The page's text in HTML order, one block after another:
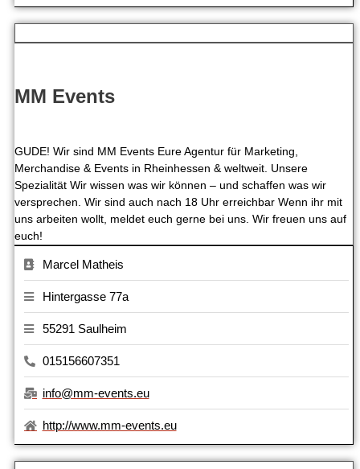
MM Events
GUDE! Wir sind MM Events Eure Agentur für Marketing,
Merchandise & Events in Rheinhessen & weltweit. Unsere
Spezialität Wir wissen was wir können – und schaffen was wir
versprechen. Wir sind auch nach 18 Uhr erreichbar Wenn ihr mit
uns arbeiten wollt, meldet euch gerne bei uns. Wir freuen uns auf
euch!
Marcel Matheis
Hintergasse 77a
55291 Saulheim
015156607351
info@mm-events.eu
http://www.mm-events.eu